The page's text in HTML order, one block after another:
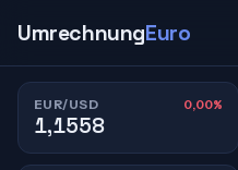
UmrechnungEuro
EUR/USD 0,00%
1,1558